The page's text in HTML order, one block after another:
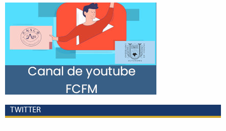
TWITTER